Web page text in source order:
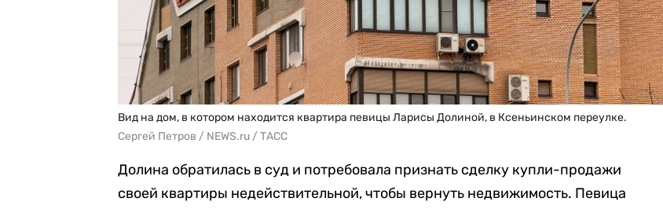
Вид на дом, в котором находится квартира певицы Ларисы Долиной, в Ксеньинском переулке.
Сергей Петров / NEWS.ru / ТАСС
Долина обратилась в суд и потребовала признать сделку купли-продажи
своей квартиры недействительной, чтобы вернуть недвижимость. Певица